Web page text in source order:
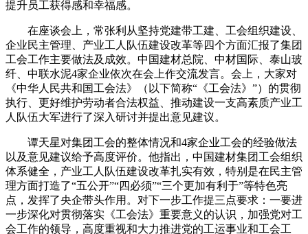
提升员工获得感和幸福感。
在座谈会上，常张利从坚持党建带工建、工会组织建设、
企业民主管理、产业工人队伍建设改革等四个方面汇报了集团
工会工作主要做法及成效。中国建材总院、中材国际、泰山玻
纤、中联水泥4家企业依次在会上作交流发言。会上，大家对
《中华人民共和国工会法》（以下简称“《工会法》”）的贯彻
执行、更好维护劳动者合法权益、推动建设一支高素质产业工
人队伍大军进行了深入研讨并提出意见建议。
谭天星对集团工会的整体情况和4家企业工会的经验做法
以及意见建议给予高度评价。他指出，中国建材集团工会组织
体系健全，产业工人队伍建设改革扎实有效，特别是在民主管
理方面打造了“五公开”“四必须”“三个更加有利于”等特色亮
点，发挥了央企带头作用。对下一步工作提三点要求：一要进
一步深化对贯彻落实《工会法》重要意义的认识，加强党对工
会工作的领导，高度重视和大力推进党的工运事业和工会工